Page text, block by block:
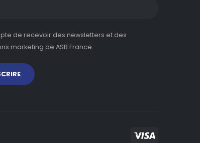
de recevoir des newsletters et des
marketing de ASB France.